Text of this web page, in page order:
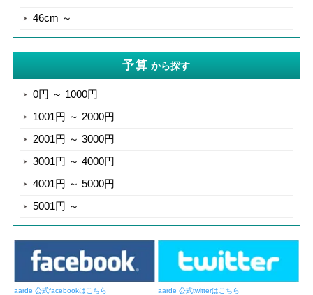
46cm ～
予算 から探す
0円 ～ 1000円
1001円 ～ 2000円
2001円 ～ 3000円
3001円 ～ 4000円
4001円 ～ 5000円
5001円 ～
aarde 公式facebookはこちら aarde 公式twitterはこちら